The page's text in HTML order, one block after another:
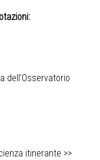
dell’Osservatorio
itinerante >>